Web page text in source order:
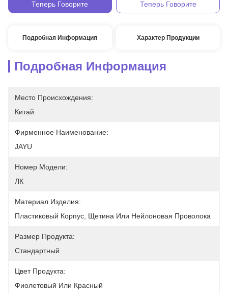
Теперь Говорите
Теперь Говорите
Подробная Информация Характер Продукции
Подробная Информация
Место Происхождения:
Китай
Фирменное Наименование:
JAYU
Номер Модели:
ЛК
Материал Изделия:
Пластиковый Корпус, Щетина Или Нейлоновая Проволока
Размер Продукта:
Стандартный
Цвет Продукта:
Фиолетовый Или Красный